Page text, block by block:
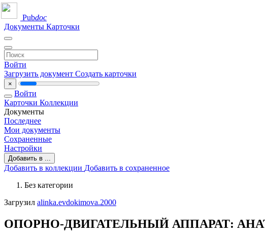
Pubdoc
Документы Карточки
Войти
Загрузить документ Создать карточки
×
Войти
Карточки Коллекции
Документы
Последнее
Мои документы
Сохраненные
Настройки
Добавить в ...
Добавить в коллекции Добавить в сохраненное
Без категории
Загрузил alinka.evdokimova.2000
ОПОРНО-ДВИГАТЕЛЬНЫЙ АППАРАТ: